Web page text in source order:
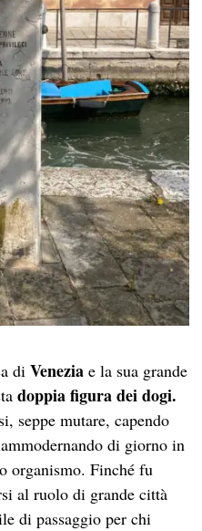
diVenezia e la sua grande
doppia figura dei dogi.
seppe mutare, capendo
di giorno in
organismo. Finché fu
al ruolo di grande città
di passaggio per chi